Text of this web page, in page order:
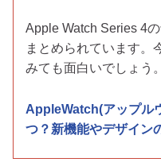
Apple Watch Series 4
まとめられています。
みても面白いでしょう。
AppleWatch(アップル
つ？新機能やデザイン